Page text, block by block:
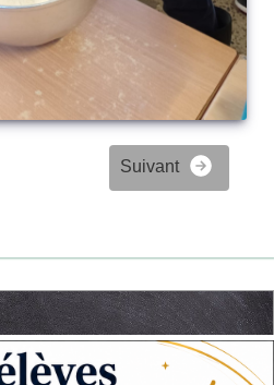
Suivant